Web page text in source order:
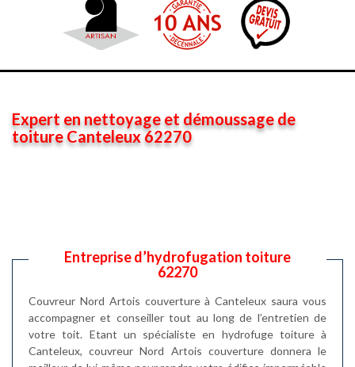
Expert en nettoyage et démoussage de
toiture Canteleux 62270
Entreprise d’hydrofugation toiture
62270
Couvreur Nord Artois couverture à Canteleux saura vous
accompagner et conseiller tout au long de l’entretien de
votre toit. Etant un spécialiste en hydrofuge toiture à
Canteleux, couvreur Nord Artois couverture donnera le